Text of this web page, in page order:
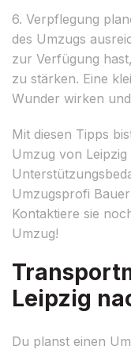
6. Verpflegung
des Umzugs
zur Verfügung
zu stärken. Eine
Wunder wirken
Mit diesen Tipps
Umzug von
Umzugsprofi
Kontaktiere sie
Umzug!
Leipzig
Du planst einen